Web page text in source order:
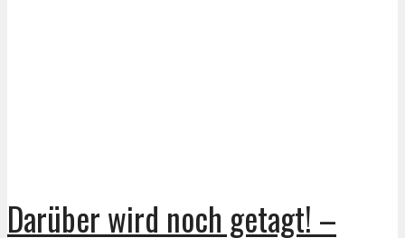
Darüber wird noch getagt! –